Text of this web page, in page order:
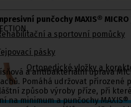
a sportovní pomůcky
pásky
Ortopedické vložky a
punčochy MAXIS® MICRO
a antibakteriální úprava
Pomáhá udržovat přirozené
způsob výroby příze, při
na minimum a punčochy